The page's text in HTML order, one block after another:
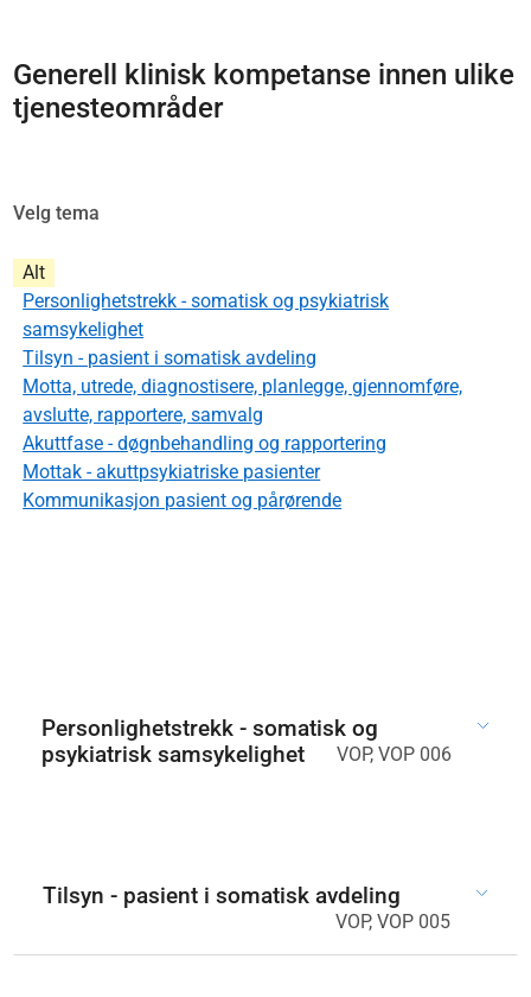
Generell klinisk kompetanse innen ulike
tjenesteområder
Velg tema
Alt
Personlighetstrekk - somatisk og psykiatrisk
samsykelighet
Tilsyn - pasient i somatisk avdeling
Motta, utrede, diagnostisere, planlegge, gjennomføre,
avslutte, rapportere, samvalg
Akuttfase - døgnbehandling og rapportering
Mottak - akuttpsykiatriske pasienter
Kommunikasjon pasient og pårørende
Personlighetstrekk - somatisk og
psykiatrisk samsykelighet
VOP, VOP 006
Tilsyn - pasient i somatisk avdeling
VOP, VOP 005